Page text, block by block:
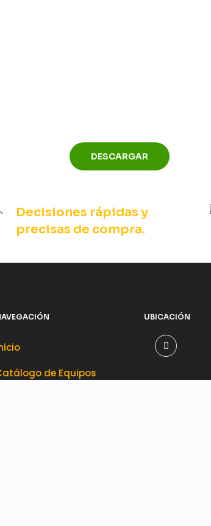
DESCARGAR
Decisiones rápidas y
precisas de compra.
de Equipos
UBICACIÓN